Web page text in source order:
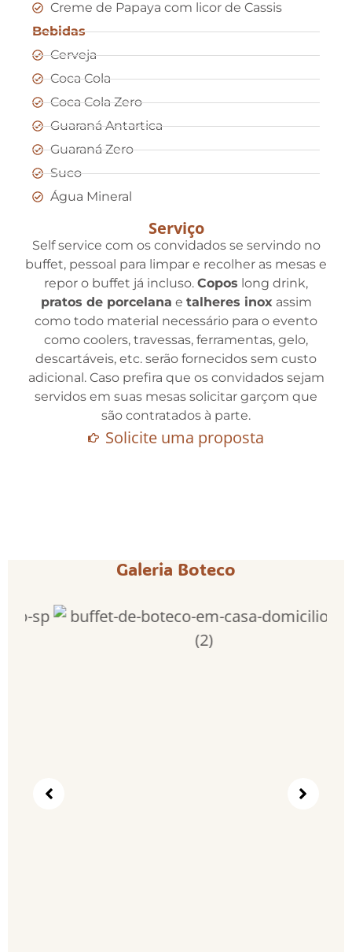
Creme de Papaya com licor de Cassis
Bebidas
Cerveja
Coca Cola
Coca Cola Zero
Guaraná Antartica
Guaraná Zero
Suco
Água Mineral
Serviço
Self service com os convidados se servindo no
buffet, pessoal para limpar e recolher as mesas e
repor o buffet já incluso. Copos long drink,
pratos de porcelana e talheres inox assim
como todo material necessário para o evento
como coolers, travessas, ferramentas, gelo,
descartáveis, etc. serão fornecidos sem custo
adicional. Caso prefira que os convidados sejam
servidos em suas mesas solicitar garçom que
são contratados à parte.
Solicite uma proposta
Galeria Boteco